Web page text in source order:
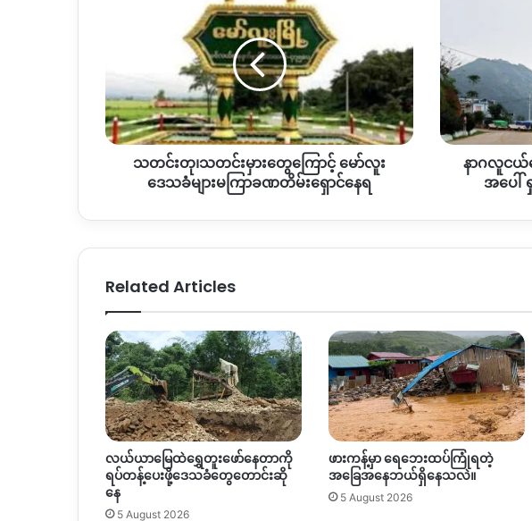
ကြော
င့်
မော်
လူး
ဒေသခံ
တိမ်းရှောင်
သတင်းတု၊သတင်းမှားတွေကြောင့် မော်လူး
ဒေသခံများမကြာခဏတိမ်းရှောင်နေရ
ကို
ပစ်မှတ်
ထား
ဖမ်းဆီး
နေ
တဲ့
အပေါ်
ရှုတ်ချ
NSO
နာဂလူင
အပေါ်
Related Articles
လယ်ယာမြေထဲရွှေတူးဖော်နေတာကို
ရပ်တန့်ပေးဖို့ဒေသခံတွေတောင်းဆို
နေ
5 August 2026
ဖားကန့်မှာ ရေဘေးထပ်ကြုံရတဲ့
အခြေအနေဘယ်ရှိနေသလဲ။
5 August 2026